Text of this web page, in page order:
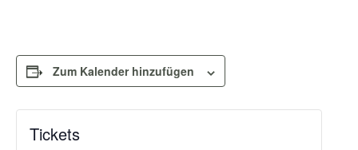
Zum Kalender hinzufügen
Tickets